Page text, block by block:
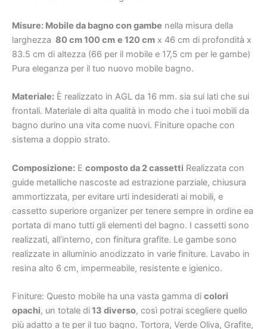
Misure: Mobile da bagno con gambe nella misura della
larghezza 80 cm 100 cm e 120 cm x 46 cm di profondità x
83.5 cm di altezza (66 per il mobile e 17,5 cm per le gambe)
Pura eleganza per il tuo nuovo mobile bagno.
Materiale: È realizzato in AGL da 16 mm. sia sui lati che sui
frontali. Materiale di alta qualità in modo che i tuoi mobili da
bagno durino una vita come nuovi. Finiture opache con
sistema a doppio strato.
Composizione: E composto da 2 cassetti Realizzata con
guide metalliche nascoste ad estrazione parziale, chiusura
ammortizzata, per evitare urti indesiderati ai mobili, e
cassetto superiore organizer per tenere sempre in ordine ea
portata di mano tutti gli elementi del bagno. I cassetti sono
realizzati, all’interno, con finitura grafite. Le gambe sono
realizzate in alluminio anodizzato in varie finiture. Lavabo in
resina alto 6 cm, impermeabile, resistente e igienico.
Finiture: Questo mobile ha una vasta gamma di colori
opachi, un totale di13 diverso, così potrai scegliere quello
più adatto a te per il tuo bagno. Tortora, Verde Oliva, Grafite,